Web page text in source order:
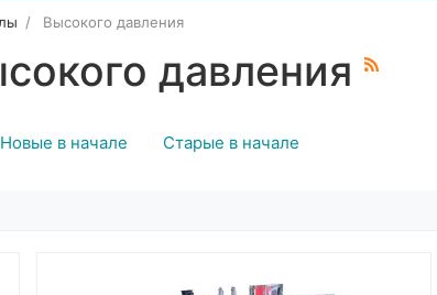
Высокого давления
давления
Новые в начале Старые в начале